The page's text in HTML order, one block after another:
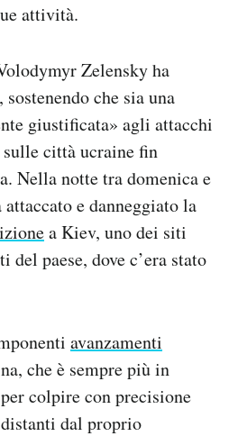
attività.
Zelensky ha
che sia una
giustificata» agli attacchi
città ucraine fin
Nella notte tra domenica e
e danneggiato la
a Kiev, uno dei siti
paese, dove c’era stato
avanzamenti
che è sempre più in
colpire con precisione
dal proprio